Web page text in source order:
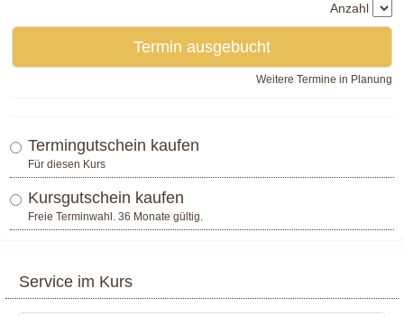
Anzahl
Termin ausgebucht
Weitere Termine in Planung
Termingutschein kaufen
Für diesen Kurs
Kursgutschein kaufen
Freie Terminwahl. 36 Monate gültig.
Service im Kurs